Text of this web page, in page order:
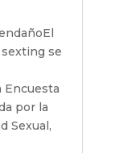
se
Encuesta
por la
Sexual,